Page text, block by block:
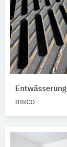
BIRCO